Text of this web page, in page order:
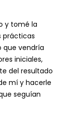
y tomé la
prácticas
que vendría
iniciales,
del resultado
mí y hacerle
seguían